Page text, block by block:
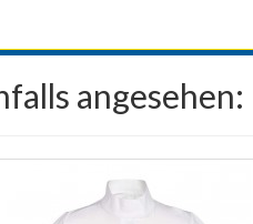
angesehen: